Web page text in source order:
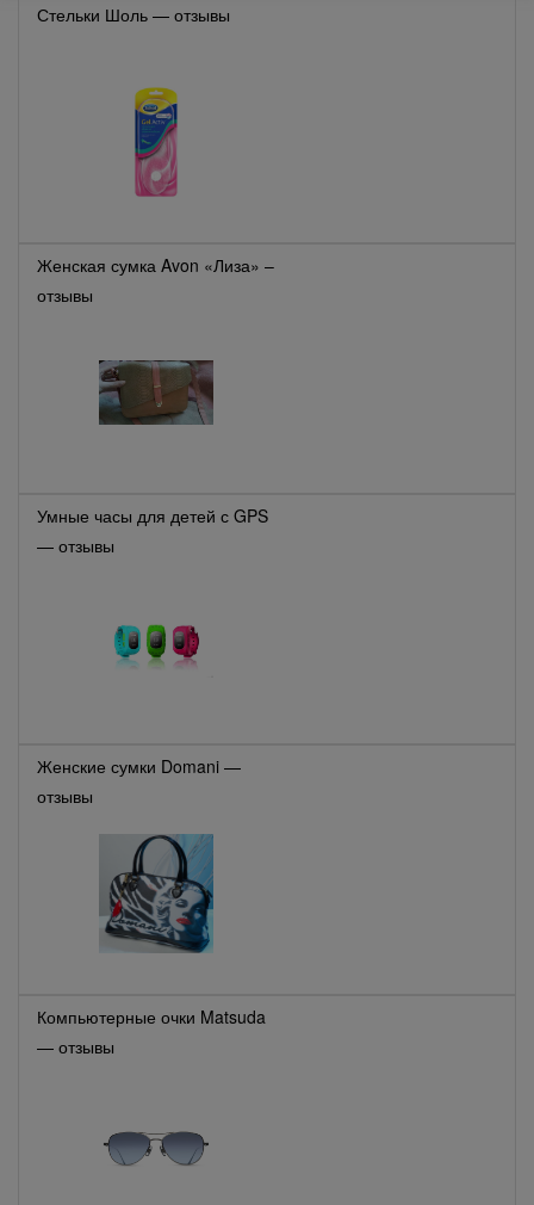
Стельки Шоль — отзывы
Женская сумка Avon «Лиза» –
отзывы
Умные часы для детей с GPS
— отзывы
Женские сумки Domani —
отзывы
Компьютерные очки Matsuda
— отзывы